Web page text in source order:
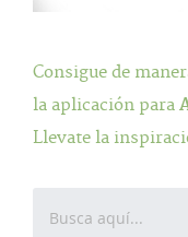
Consigue de
la aplicación para
Llevate la